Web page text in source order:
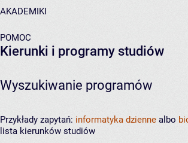
AKADEMIKI
POMOC
Kierunki i programy studiów
Wyszukiwanie programów
Przykłady zapytań: informatyka dzienne albo
lista kierunków studiów